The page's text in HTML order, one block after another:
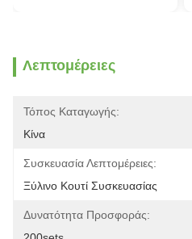
Λεπτομέρειες
Τόπος Καταγωγής:
Κίνα
Συσκευασία Λεπτομέρειες:
Ξύλινο Κουτί Συσκευασίας
Δυνατότητα Προσφοράς: